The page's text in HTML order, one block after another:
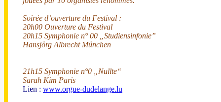
Soirée d’ouverture du Festival :
20h00 Ouverture du Festival
20h15 Symphonie n° 00 „Studiensinfonie”
Hansjörg Albrecht München
21h15 Symphonie n°0 „Nullte“
Sarah Kim Paris
Lien : www.orgue-dudelange.lu